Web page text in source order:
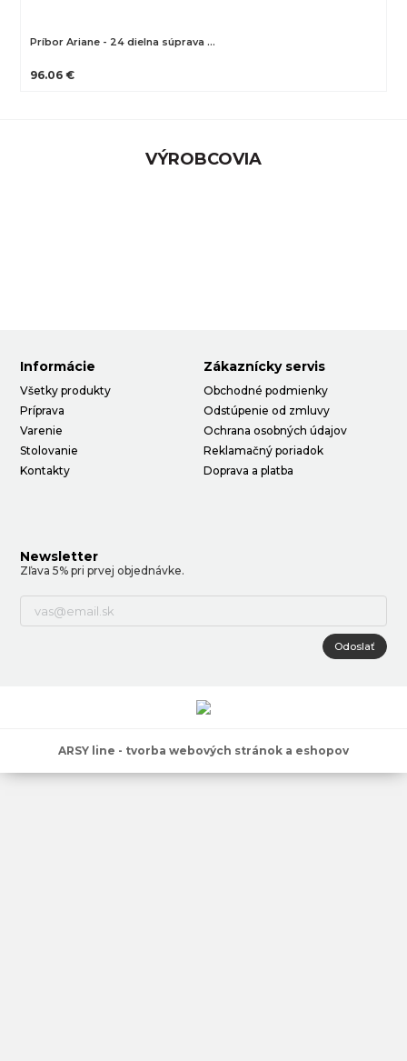
Príbor Ariane - 24 dielna súprava …
96.06 €
VÝROBCOVIA
Informácie
Všetky produkty
Príprava
Varenie
Stolovanie
Kontakty
Zákaznícky servis
Obchodné podmienky
Odstúpenie od zmluvy
Ochrana osobných údajov
Reklamačný poriadok
Doprava a platba
Newsletter
Zľava 5% pri prvej objednávke.
Odoslať
ARSY line - tvorba webových stránok a eshopov